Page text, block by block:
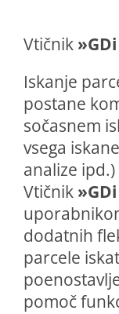
Vtičnik
Iskanje
postane
sočasnem
vsega
analize ipd.)
Vtičnik
dodatnih
parcele
pomoč